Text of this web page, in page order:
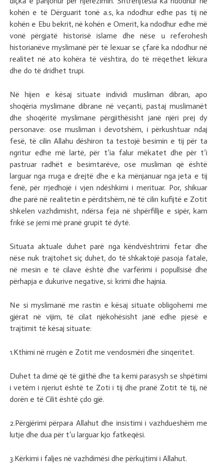
kohën e të Dërguarit tonë a.s, ka ndodhur edhe pas tij në
kohën e Ebu bekrit, në kohën e Omerit, ka ndodhur edhe më
vonë përgjatë historisë islame dhe nëse u referohesh
historianëve myslimanë për të lexuar se çfarë ka ndodhur në
realitet në ato kohëra të vështira, do të rrëqethet lëkura
dhe do të dridhet trupi.
Në hijen e kësaj situate individi musliman dibran, apo
shoqëria myslimane dibrane në veçanti, pastaj muslimanët
dhe shoqëritë myslimane përgjithësisht janë njëri prej dy
personave: ose musliman i devotshëm, i përkushtuar ndaj
fesë, të cilin Allahu dëshiron ta testojë besimin e tij për ta
ngritur edhe më lartë, për t’ia falur mëkatet dhe për t’i
pastruar radhët e besimtarëve, ose musliman që është
larguar nga rruga e drejtë dhe e ka mënjanuar nga jeta e tij
fenë, për rrjedhojë i vjen ndëshkimi i merituar. Por, shikuar
dhe parë në realitetin e përditshëm, në të cilin kufijtë e Zotit
shkelen vazhdimisht, ndërsa feja në shpërfillje e sipër, kam
frikë se jemi më pranë grupit të dytë.
Situata aktuale duhet parë nga këndvështrimi fetar dhe
nëse nuk trajtohet siç duhet, do të shkaktojë pasoja fatale,
në mesin e të cilave është dhe varfërimi i popullsisë dhe
përhapja e dukurive negative, si: krimi dhe hajnia.
Ne si myslimanë me rastin e kësaj situate obligohemi me
gjërat në vijim, të cilat njëkohësisht janë edhe pjesë e
trajtimit të kësaj situate:
1.Kthimi në rrugën e Zotit me vendosmëri dhe sinqeritet.
Duhet ta dimë që të gjithë dhe ta kemi parasysh se shpëtimi
i vetëm i njeriut është te Zoti i tij dhe pranë Zotit të tij, në
dorën e të Cilit është çdo gjë.
2.Përgjërimi përpara Allahut dhe insistimi i vazhdueshëm me
lutje dhe dua për t’u larguar kjo fatkeqësi.
3.Kërkimi i faljes në vazhdimësi dhe përkujtimi i Allahut.